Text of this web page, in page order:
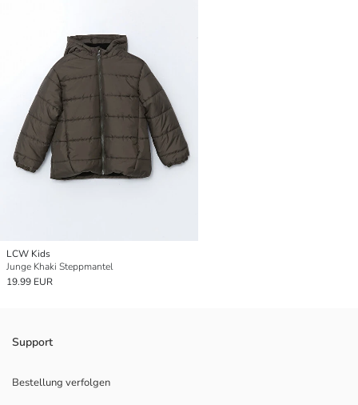
LCW Kids
Junge Khaki Steppmantel
19.99 EUR
Support
Bestellung verfolgen